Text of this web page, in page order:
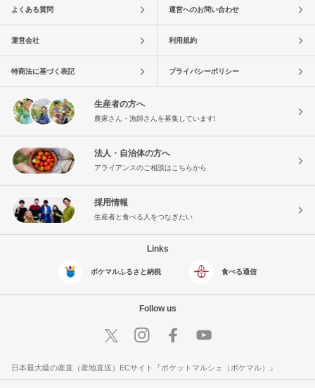
よくある質問 運営へのお問い合わせ
運営会社 利用規約
特商法に基づく表記 プライバシーポリシー
生産者の方へ
農家さん・漁師さんを募集しています!
法人・自治体の方へ
アライアンスのご相談はこちらから
採用情報
生産者と食べる人をつなぎたい
Links
ポケマルふるさと納税 食べる通信
Follow us
日本最大級の産直（産地直送）ECサイト『ポケットマルシェ（ポケマル）』